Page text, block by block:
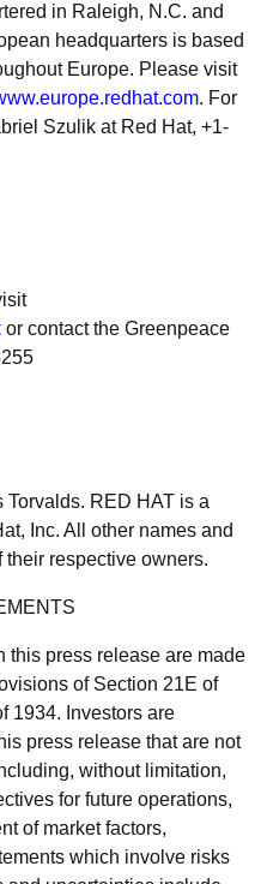
in Raleigh, N.C. and
headquarters is based
Europe. Please visit
. For
Szulik at Red Hat, +1-
or contact the Greenpeace
Torvalds. RED HAT is a
Inc. All other names and
their respective owners.
this press release are made
of Section 21E of
1934. Investors are
press release that are not
without limitation,
for future operations,
of market factors,
which involve risks